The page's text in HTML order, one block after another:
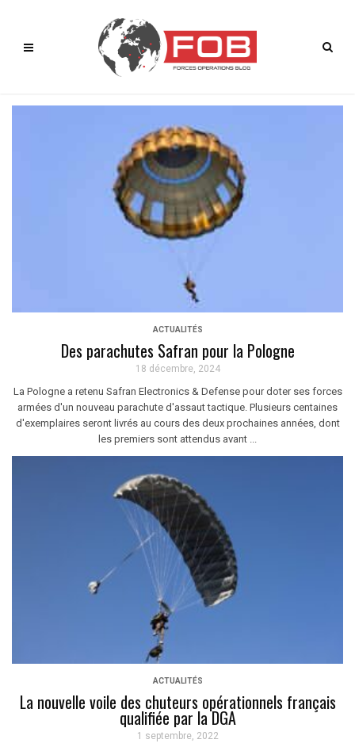
ACTUALITÉS
Des parachutes Safran pour la Pologne
18 décembre, 2024
La Pologne a retenu Safran Electronics & Defense pour doter ses forces
armées d'un nouveau parachute d'assaut tactique. Plusieurs centaines
d'exemplaires seront livrés au cours des deux prochaines années, dont
les premiers sont attendus avant ...
ACTUALITÉS
La nouvelle voile des chuteurs opérationnels français
qualifiée par la DGA
1 septembre, 2022